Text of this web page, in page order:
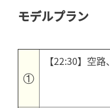
モデルプラン
①
【22:30】空